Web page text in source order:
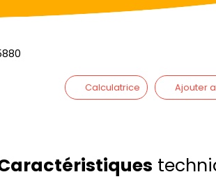
Calculatrice Ajouter